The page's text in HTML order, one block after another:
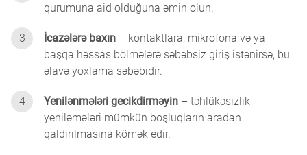
qurumuna aid olduğuna əmin olun.
3 İcazələrə baxın – kontaktlara, mikrofona və ya
başqa həssas bölmələrə səbəbsiz giriş istənirsə, bu
əlavə yoxlama səbəbidir.
4 Yenilənmələri gecikdirməyin – təhlükəsizlik
yeniləmələri mümkün boşluqların aradan
qaldırılmasına kömək edir.